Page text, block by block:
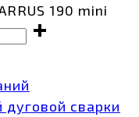
190 mini
сварки